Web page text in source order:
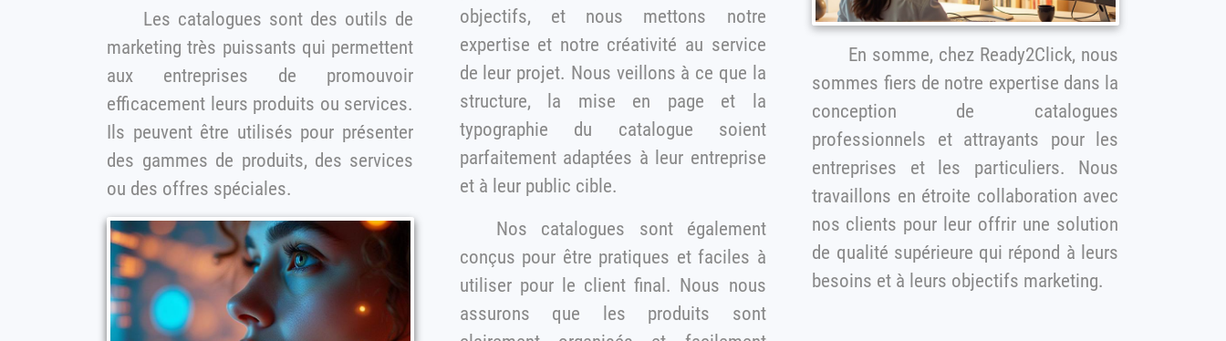
Les catalogues sont des outils de
marketing très puissants qui permettent
aux entreprises de promouvoir
efficacement leurs produits ou services.
Ils peuvent être utilisés pour présenter
des gammes de produits, des services
ou des offres spéciales.
objectifs, et nous mettons notre
expertise et notre créativité au service
de leur projet. Nous veillons à ce que la
structure, la mise en page et la
typographie du catalogue soient
parfaitement adaptées à leur entreprise
et à leur public cible.
Nos catalogues sont également
conçus pour être pratiques et faciles à
utiliser pour le client final. Nous nous
assurons que les produits sont
En somme, chez Ready2Click, nous
sommes fiers de notre expertise dans la
conception de catalogues
professionnels et attrayants pour les
entreprises et les particuliers. Nous
travaillons en étroite collaboration avec
nos clients pour leur offrir une solution
de qualité supérieure qui répond à leurs
besoins et à leurs objectifs marketing.